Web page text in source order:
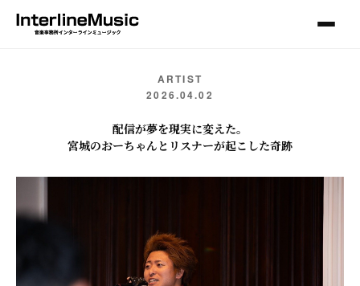
ARTIST
2026.04.02
配信が夢を現実に変えた。
宮城のおーちゃんとリスナーが起こした奇跡